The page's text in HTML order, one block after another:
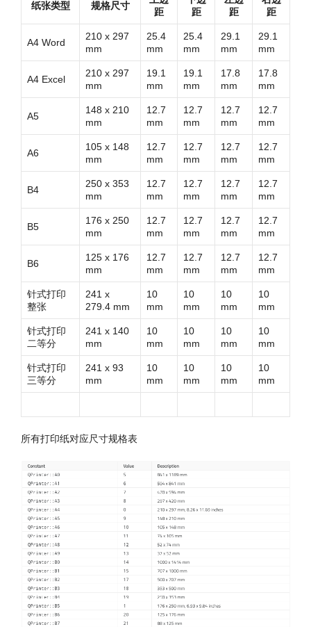
纸张类型 规格尺寸
距
距
距
距
A4 Word
210 x 297
mm
25.4
mm
25.4
mm
29.1
mm
29.1
mm
A4 Excel
210 x 297
mm
19.1
mm
19.1
mm
17.8
mm
17.8
mm
A5
148 x 210
mm
12.7
mm
12.7
mm
12.7
mm
12.7
mm
A6
105 x 148
mm
12.7
mm
12.7
mm
12.7
mm
12.7
mm
B4
250 x 353
mm
12.7
mm
12.7
mm
12.7
mm
12.7
mm
B5
176 x 250
mm
12.7
mm
12.7
mm
12.7
mm
12.7
mm
B6
125 x 176
mm
12.7
mm
12.7
mm
12.7
mm
12.7
mm
针式打印
整张
241 x
279.4 mm
10
mm
10
mm
10
mm
10
mm
针式打印
二等分
241 x 140
mm
10
mm
10
mm
10
mm
10
mm
针式打印
三等分
241 x 93
mm
10
mm
10
mm
10
mm
10
mm
所有打印纸对应尺寸规格表